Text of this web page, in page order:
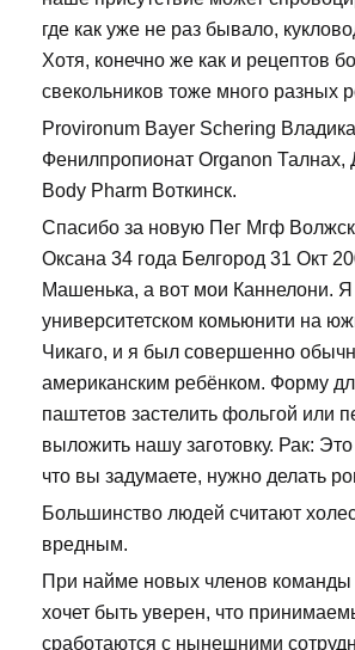
где как уже не раз бывало,
Хотя, конечно же как и рецептов
свекольников тоже много разных
Provironum Bayer Schering
Фенилпропионат Organon Талнах,
Body Pharm Воткинск.
Спасибо за новую Пег Мгф
Оксана 34 года Белгород 31 Окт
Машенька, а вот мои Каннелони.
университетском комьюнити на
Чикаго, и я был совершенно
американским ребёнком. Форму
паштетов застелить фольгой или
выложить нашу заготовку. Рак: Это
что вы задумаете, нужно делать
Большинство людей считают
вредным.
При найме новых членов команды
хочет быть уверен, что
сработаются с нынешними